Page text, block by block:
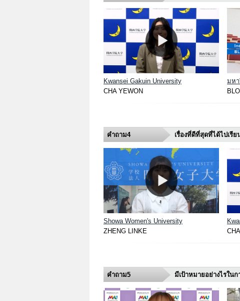
Kwansei Gakuin University
CHA YEWON
มห
คำถาม4 เรื่องที่ดีที่สุดที่ได้ไปเรี
Showa Women's University
ZHENG LINKE
คำถาม5 มีเป้าหมายอย่างไรใน